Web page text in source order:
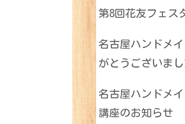
第8回花友フェス
名古屋ハンドメ
がとうございまし
名古屋ハンドメ
講座のお知らせ